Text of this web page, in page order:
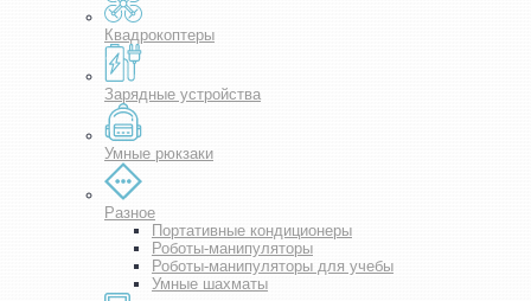
Квадрокоптеры
Зарядные устройства
Умные рюкзаки
Разное
Портативные кондиционеры
Роботы-манипуляторы
Роботы-манипуляторы для учебы
Умные шахматы